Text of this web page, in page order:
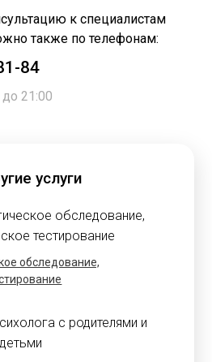
к специалистам
также по телефонам:
84
21:00
услуги
обследование,